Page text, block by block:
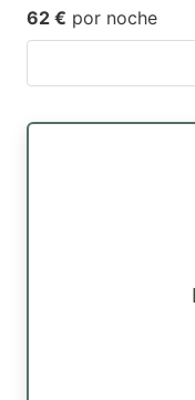
62 € por noche